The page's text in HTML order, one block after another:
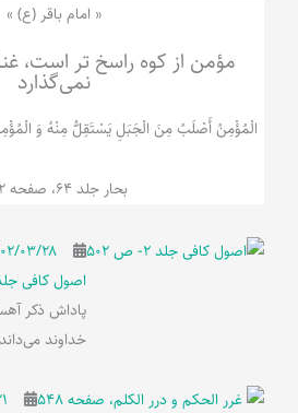
« امام باقر (ع) »
مؤمن از کوه راسخ تر است، غنا
نمی‌گذارد
الْمُؤْمِنُ‌ أَصْلَبُ‌ مِنَ‌ الْجَبَلِ‌ یَسْتَقِلُّ مِنْهُ وَ
بحار جلد 64، صفحه 362
۱۴۰۲/
اصول کافی جلد 2- ص
پاداش ذکر
خداوند می‌داند